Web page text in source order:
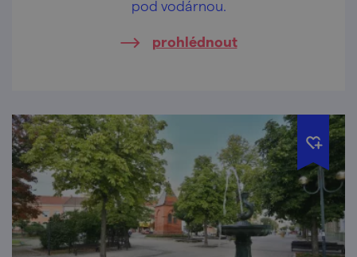
pod vodárnou.
prohlédnout